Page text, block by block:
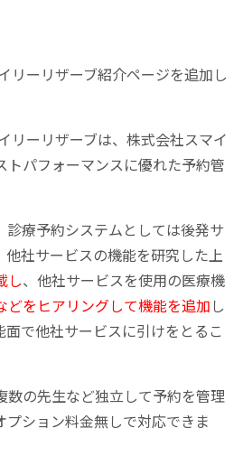
リーリザーブ紹介ページを追加し
リーリザーブは、株式会社スマイ
トパフォーマンスに優れた予約管
診療予約システムとしては後発サ
社サービスの機能を研究した上
し、他社サービスを使用の医療機
どをヒアリングして機能を追加 し
で他社サービスに引けをとるこ
数の先生など独立して予約を管理
プション料金無しで対応できま